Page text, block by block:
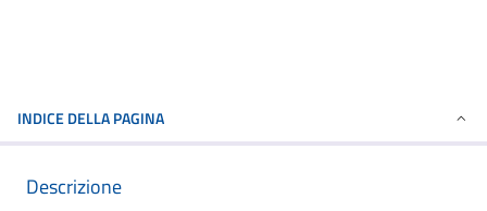
INDICE DELLA PAGINA
Descrizione